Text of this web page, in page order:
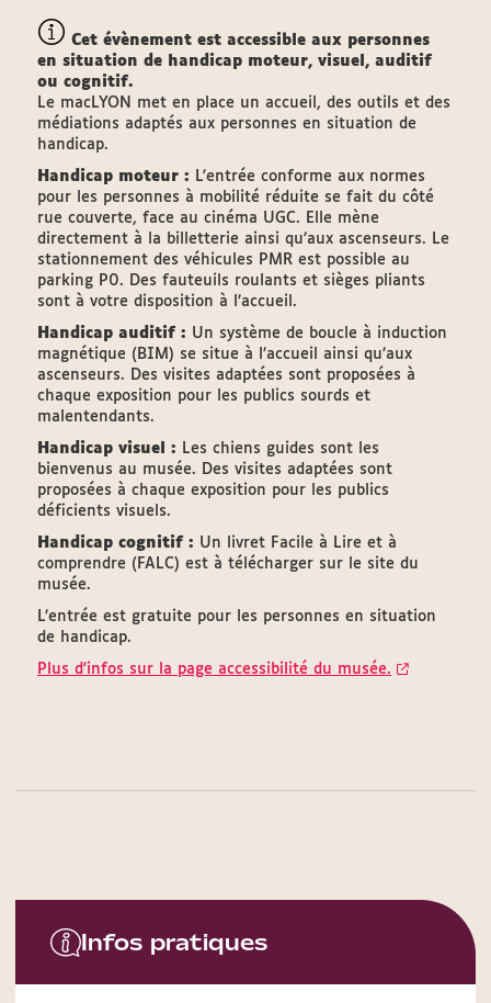
Cet évènement est accessible aux personnes
en situation de handicap moteur, visuel, auditif
ou cognitif.
Le macLYON met en place un accueil, des outils et des
médiations adaptés aux personnes en situation de
handicap.
Handicap moteur : L'entrée conforme aux normes
pour les personnes à mobilité réduite se fait du côté
rue couverte, face au cinéma UGC. Elle mène
directement à la billetterie ainsi qu’aux ascenseurs. Le
stationnement des véhicules PMR est possible au
parking P0. Des fauteuils roulants et sièges pliants
sont à votre disposition à l’accueil.
Handicap auditif : Un système de boucle à induction
magnétique (BIM) se situe à l’accueil ainsi qu’aux
ascenseurs. Des visites adaptées sont proposées à
chaque exposition pour les publics sourds et
malentendants.
Handicap visuel : Les chiens guides sont les
bienvenus au musée. Des visites adaptées sont
proposées à chaque exposition pour les publics
déficients visuels.
Handicap cognitif : Un livret Facile à Lire et à
comprendre (FALC) est à télécharger sur le site du
musée.
L’entrée est gratuite pour les personnes en situation
de handicap.
Plus d'infos sur la page accessibilité du musée.
Infos pratiques